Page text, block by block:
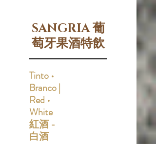
SANGRIA 葡
萄牙果酒特飲
Tinto •
Branco |
Red •
White
紅酒 -
白酒